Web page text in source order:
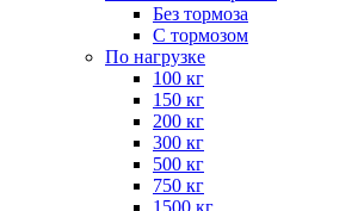
Без тормоза
С тормозом
По нагрузке
100 кг
150 кг
200 кг
300 кг
500 кг
750 кг
1500 кг